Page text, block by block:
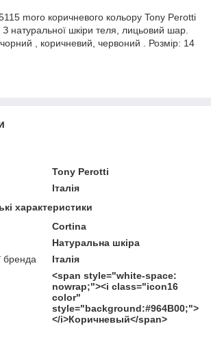
moro коричневого кольору Tony Perotti
натуральної шкіри теля, лицьовий шар.
, коричневий, червоний . Розмір: 14
Tony Perotti
Італія
характеристики
Cortina
Натуральна шкіра
бренда
Італія
<span style="white-space:
nowrap;"><i class="icon16
color"
style="background:#964B00;">
</i>Коричневый</span>